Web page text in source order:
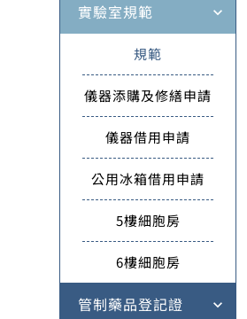
實驗室規範 expand_more
規範
儀器添購及修繕申請
儀器借用申請
公用冰箱借用申請
5樓細胞房
6樓細胞房
管制藥品登記證 expand_more